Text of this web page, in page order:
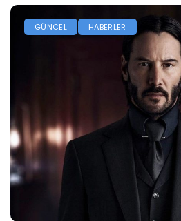
GÜNCEL HABERLER